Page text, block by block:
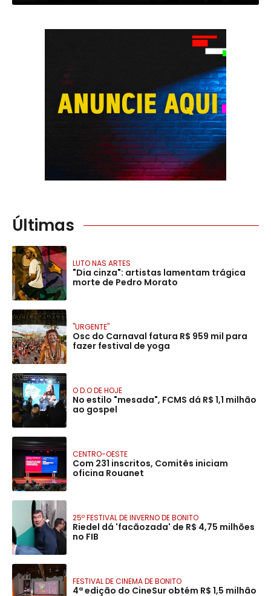
Últimas
LUTO NAS ARTES
"Dia cinza": artistas lamentam trágica
morte de Pedro Morato
"URGENTE"
Osc do Carnaval fatura R$ 959 mil para
fazer festival de yoga
O D.O DE HOJE
No estilo "mesada", FCMS dá R$ 1,1 milhão
ao gospel
CENTRO-OESTE
Com 231 inscritos, Comitês iniciam
oficina Rouanet
25º FESTIVAL DE INVERNO DE BONITO
Riedel dá 'facãozada' de R$ 4,75 milhões
no FIB
FESTIVAL DE CINEMA DE BONITO
4ª edição do CineSur obtém R$ 1,5 milhão